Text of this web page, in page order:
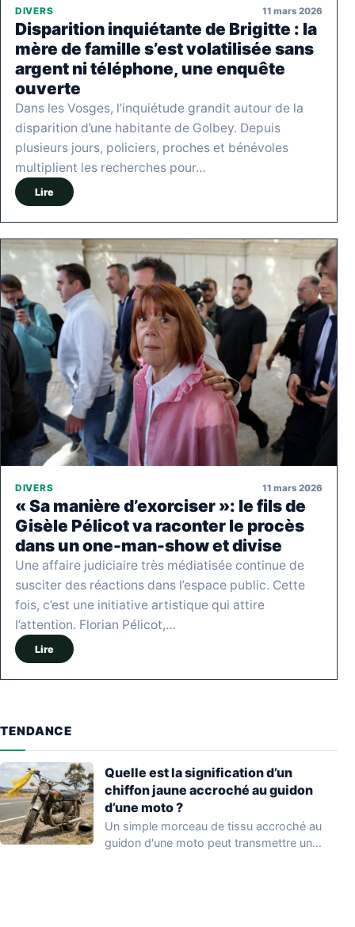
DIVERS 11 mars 2026
Disparition inquiétante de Brigitte : la
mère de famille s’est volatilisée sans
argent ni téléphone, une enquête
ouverte
Dans les Vosges, l’inquiétude grandit autour de la
disparition d’une habitante de Golbey. Depuis
plusieurs jours, policiers, proches et bénévoles
multiplient les recherches pour…
Lire
DIVERS 11 mars 2026
« Sa manière d’exorciser »: le fils de
Gisèle Pélicot va raconter le procès
dans un one-man-show et divise
Une affaire judiciaire très médiatisée continue de
susciter des réactions dans l’espace public. Cette
fois, c’est une initiative artistique qui attire
l’attention. Florian Pélicot,…
Lire
TENDANCE
Quelle est la signification d’un
chiffon jaune accroché au guidon
d’une moto ?
Un simple morceau de tissu accroché au
guidon d'une moto peut transmettre un